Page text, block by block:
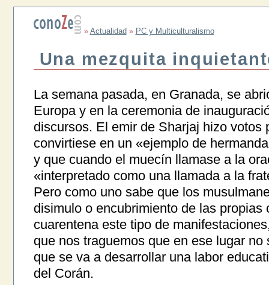
» Actualidad » PC y Multiculturalismo
Una mezquita
La semana pasada, en Granada, se
Europa y en la ceremonia de
discursos. El emir de Sharjaj hizo votos
convirtiese en un «ejemplo de
y que cuando el muecín llamase a la
«interpretado como una llamada a la
Pero como uno sabe que los
disimulo o encubrimiento de las propias
cuarentena este tipo de
que nos traguemos que en ese lugar
que se va a desarrollar una labor
del Corán.